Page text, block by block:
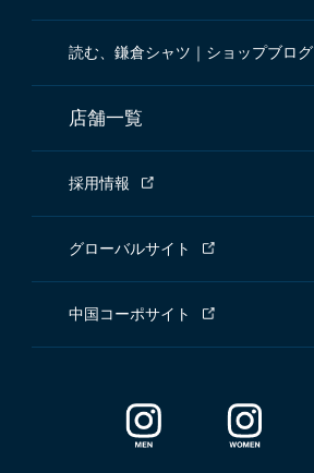
読む、鎌倉シャツ｜ショップブログ
店舗一覧
採用情報
グローバルサイト
中国コーポサイト